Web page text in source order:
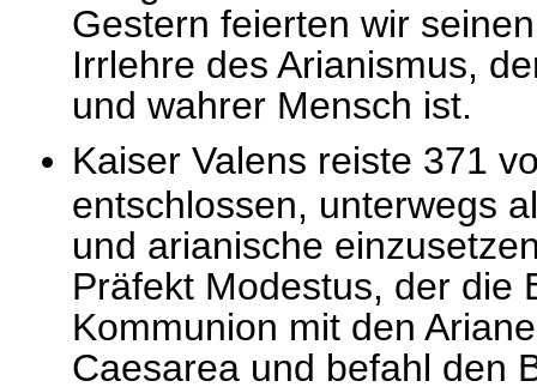
Gestern feierten wir
Irrlehre des Arianismus,
und wahrer Mensch ist.
Kaiser Valens reiste 371
entschlossen, unterwegs
und arianische
Präfekt Modestus, der die
Kommunion mit den
Caesarea und befahl den